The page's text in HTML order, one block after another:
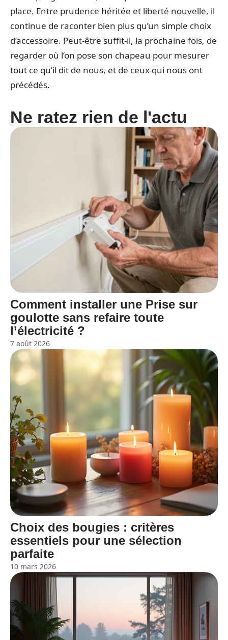
place. Entre prudence héritée et liberté nouvelle, il
continue de raconter bien plus qu’un simple choix
d’accessoire. Peut-être suffit-il, la prochaine fois, de
regarder où l’on pose son chapeau pour mesurer
tout ce qu’il dit de nous, et de ceux qui nous ont
précédés.
Ne ratez rien de l'actu
Comment installer une Prise sur
goulotte sans refaire toute
l’électricité ?
7 août 2026
Choix des bougies : critères
essentiels pour une sélection
parfaite
10 mars 2026